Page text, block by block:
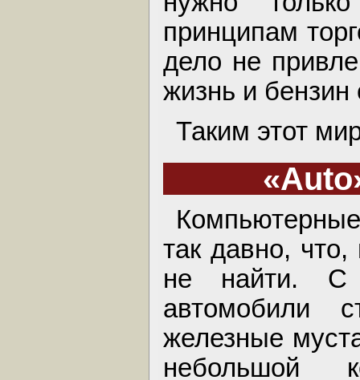
принципам
дело не
жизнь и бензин
Таким этот
так давно,
не найти. С
автомобили
железные
небольшой